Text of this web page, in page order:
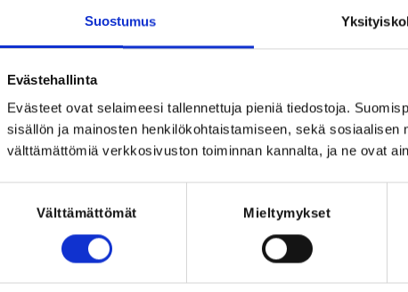
Suostumus
Evästehallinta
Evästeet ovat selaimeesi tallennettuja pieniä tiedostoja.
sisällön ja mainosten henkilökohtaistamiseen, sekä
välttämättömiä verkkosivuston toiminnan kannalta, ja ne ovat
Välttämättömät Mieltymykset
Find
No search
No results were found with the search terms
selected area or sport have not yet
You can change your